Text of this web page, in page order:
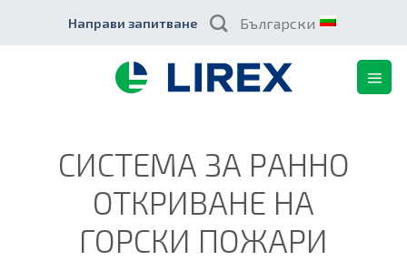
content
Направи запитване Български
СИСТЕМА ЗА РАННО
ОТКРИВАНЕ НА
ГОРСКИ ПОЖАРИ